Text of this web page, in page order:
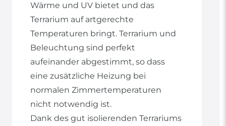
Wärme und UV bietet und das
Terrarium auf artgerechte
Temperaturen bringt. Terrarium und
Beleuchtung sind perfekt
aufeinander abgestimmt, so dass
eine zusätzliche Heizung bei
normalen Zimmertemperaturen
nicht notwendig ist.
Dank des gut isolierenden Terrariums